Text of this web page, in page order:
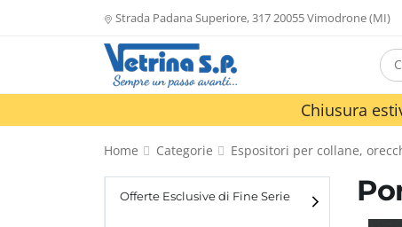
Strada Padana Superiore, 317 20055 Vimodrone (MI)
Chiusura
Home Categorie Espositori per collane,
Offerte Esclusive di Fine Serie